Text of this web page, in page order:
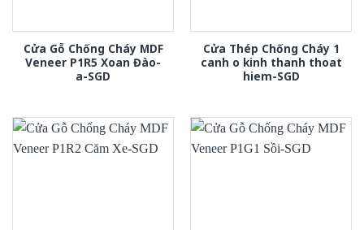
Cửa Gỗ Chống Cháy MDF
Veneer P1R5 Xoan Đào-
a-SGD
Cửa Thép Chống Cháy 1
canh o kinh thanh thoat
hiem-SGD